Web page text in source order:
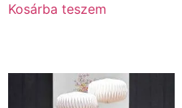
Kosárba teszem